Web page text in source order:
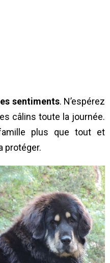
sentiments. N’espérez
câlins toute la journée.
plus que tout et
protéger.